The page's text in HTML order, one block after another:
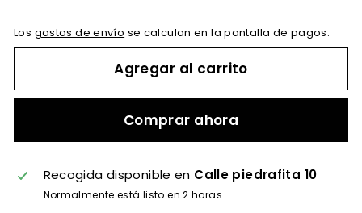
Los gastos de envío se calculan en la pantalla de pagos.
Agregar al carrito
Comprar ahora
Recogida disponible en Calle piedrafita 10
Normalmente está listo en 2 horas